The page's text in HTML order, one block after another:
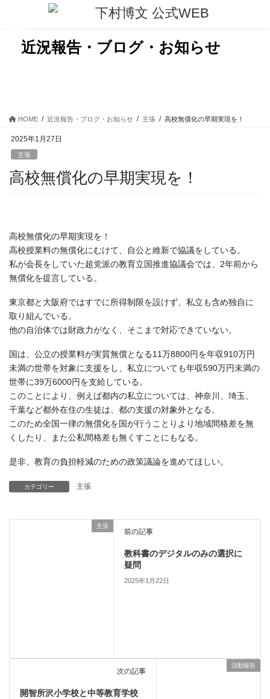
近況報告・ブログ・お知らせ
HOME 近況報告・ブログ・お知らせ 主張 高校無償化の早期実現を！
2025年1月27日
主張
高校無償化の早期実現を！
高校無償化の早期実現を！
高校授業料の無償化にむけて、自公と維新で協議をしている。
私が会長をしていた超党派の教育立国推進協議会では、2年前から
無償化を提言している。
東京都と大阪府ではすでに所得制限を設けず、私立も含め独自に
取り組んでいる。
他の自治体では財政力がなく、そこまで対応できていない。
国は、公立の授業料が実質無償となる11万8800円を年収910万円
未満の世帯を対象に支援をし、私立についても年収590万円未満の
世帯に39万6000円を支給している。
このことにより、例えば都内の私立については、神奈川、埼玉、
千葉など都外在住の生徒は、都の支援の対象外となる。
このため全国一律の無償化を国が行うことりより地域間格差を無
くしたり、また公私間格差も無くすことにもなる。
是非、教育の負担軽減のための政策議論を進めてほしい。
カテゴリー 主張
主張
前の記事
教科書のデジタルのみの選択に
疑問
2025年1月22日
活動報告
次の記事
開智所沢小学校と中等教育学校